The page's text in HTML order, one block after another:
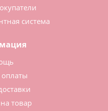
система
товар